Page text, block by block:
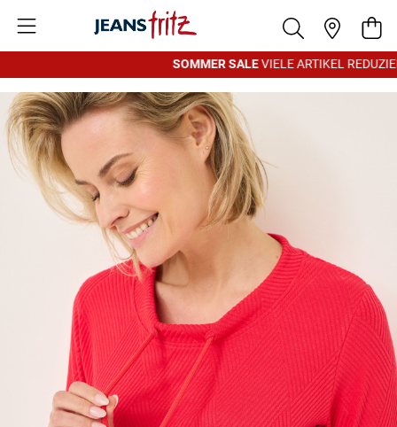
SOMMER SALEVIELE ARTIKEL